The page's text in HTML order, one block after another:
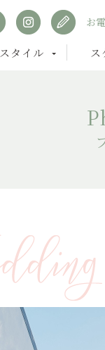
お
タイル